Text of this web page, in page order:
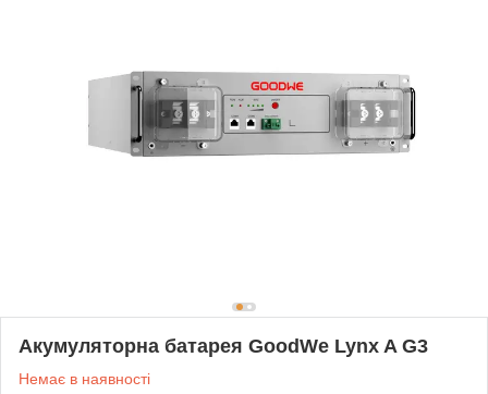
Акумуляторна батарея GoodWe Lynx A G3
Немає в наявності